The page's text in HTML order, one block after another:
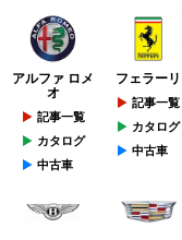
アルファ ロメ
オ
記事一覧
カタログ
中古車
フェラーリ
記事一覧
カタログ
中古車